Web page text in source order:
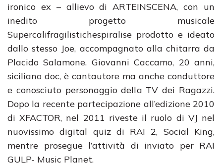
ironico ex – allievo di ARTEINSCENA, con un
inedito progetto musicale
Supercalifragilistichespiralise prodotto e ideato
dallo stesso Joe, accompagnato alla chitarra da
Placido Salamone. Giovanni Caccamo, 20 anni,
siciliano doc, è cantautore ma anche conduttore
e conosciuto personaggio della TV dei Ragazzi.
Dopo la recente partecipazione all’edizione 2010
di XFACTOR, nel 2011 riveste il ruolo di VJ nel
nuovissimo digital quiz di RAI 2, Social King,
mentre prosegue l’attività di inviato per RAI
GULP- Music Planet.